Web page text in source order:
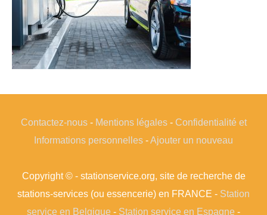
Contactez-nous- Mentions légales- Confidentialité et
Informations personnelles -Ajouter un nouveau
Copyright © - stationservice.org, site de recherche de
stations-services (ou essencerie) en FRANCE - Station
service en Belgique - Station service en Espagne -